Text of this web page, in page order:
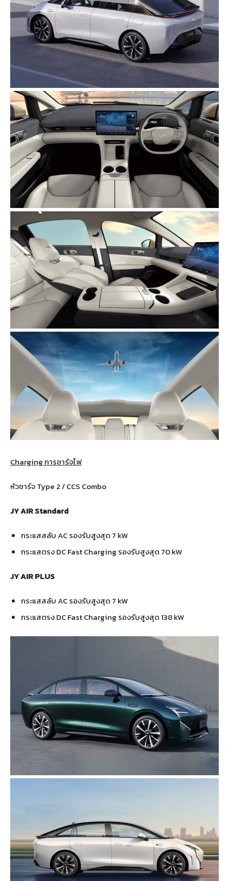
Charging การชาร์จไฟ
หัวชาร์จ Type 2 / CCS Combo
JY AIR Standard
กระแสสลับ AC รองรับสูงสุด 7 kW
กระแสตรง DC Fast Charging รองรับสูงสุด 70 kW
JY AIR PLUS
กระแสสลับ AC รองรับสูงสุด 7 kW
กระแสตรง DC Fast Charging รองรับสูงสุด 138 kW